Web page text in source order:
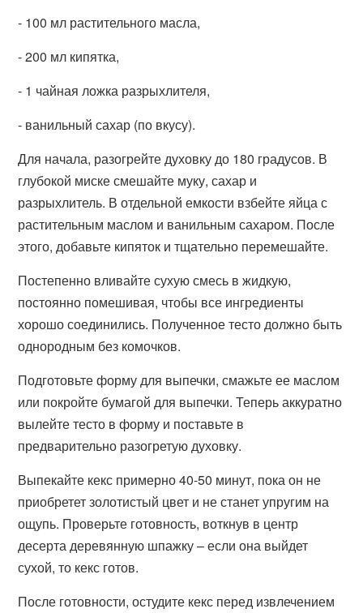
- 100 мл растительного масла,
- 200 мл кипятка,
- 1 чайная ложка разрыхлителя,
- ванильный сахар (по вкусу).
Для начала, разогрейте духовку до 180 градусов. В
глубокой миске смешайте муку, сахар и
разрыхлитель. В отдельной емкости взбейте яйца с
растительным маслом и ванильным сахаром. После
этого, добавьте кипяток и тщательно перемешайте.
Постепенно вливайте сухую смесь в жидкую,
постоянно помешивая, чтобы все ингредиенты
хорошо соединились. Полученное тесто должно быть
однородным без комочков.
Подготовьте форму для выпечки, смажьте ее маслом
или покройте бумагой для выпечки. Теперь аккуратно
вылейте тесто в форму и поставьте в
предварительно разогретую духовку.
Выпекайте кекс примерно 40-50 минут, пока он не
приобретет золотистый цвет и не станет упругим на
ощупь. Проверьте готовность, воткнув в центр
десерта деревянную шпажку – если она выйдет
сухой, то кекс готов.
После готовности, остудите кекс перед извлечением